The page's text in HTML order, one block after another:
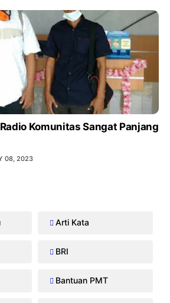
Komunitas Sangat Panjang
08, 2023
Arti Kata
BRI
Bantuan PMT